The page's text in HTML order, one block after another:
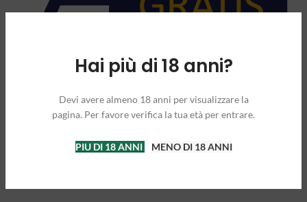
Hai più di 18 anni?
Devi avere almeno 18 anni per visualizzare la
pagina. Per favore verifica la tua età per entrare.
PIU DI 18 ANNI MENO DI 18 ANNI